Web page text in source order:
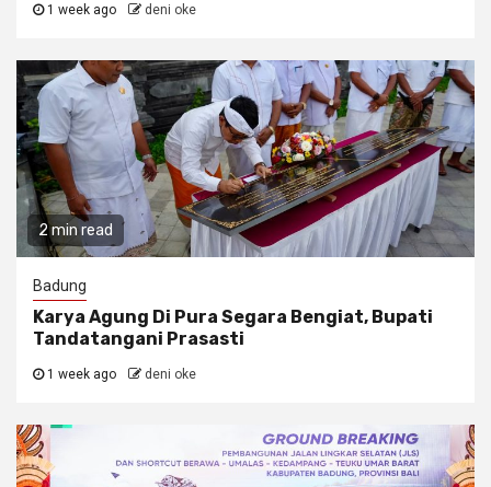
1 week ago deni oke
2 min read
Badung
Karya Agung Di Pura Segara Bengiat, Bupati
Tandatangani Prasasti
1 week ago deni oke